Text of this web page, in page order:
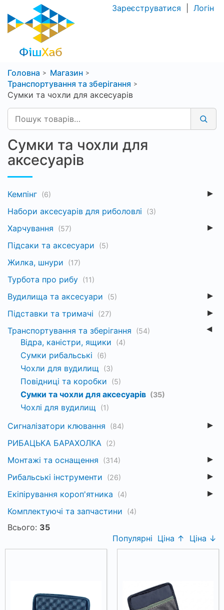
Зареєструватися Логін
Головна
Магазин
Транспортування та зберігання
Сумки та чохли для аксесуарів
Сумки та чохли для
аксесуарів
Кемпінг (6)
Набори аксесуарів для риболовлі (3)
Харчування (57)
Підсаки та аксесуари (5)
Жилка, шнури (17)
Турбота про рибу (11)
Вудилища та аксесуари (5)
Підставки та тримачі (27)
Транспортування та зберігання (54)
Відра, каністри, ящики (4)
Сумки рибальські (6)
Чохли для вудилищ (3)
Повідниці та коробки (5)
Сумки та чохли для аксесуарів (35)
Чохлі для вудилищ (1)
Сигналізатори клювання (84)
РИБАЦЬКА БАРАХОЛКА (2)
Монтажі та оснащення (314)
Рибальські інструменти (26)
Екіпірування короп'ятника (4)
Комплектуючі та запчастини (4)
Всього: 35
Популярні Ціна ↑ Ціна ↓